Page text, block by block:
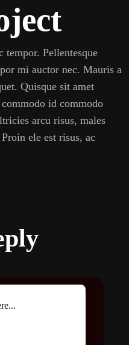
Pellentesque
mi auctor nec. Mauris a
Quisque sit amet
id commodo
arcu risus, males
ele est risus, ac